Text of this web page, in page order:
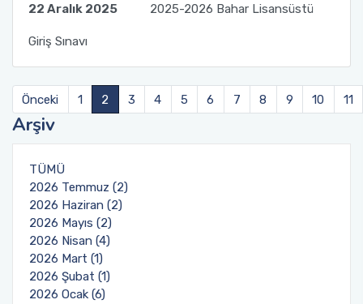
22 Aralık 2025 2025-2026 Bahar Lisansüstü
Giriş Sınavı
Önceki 1 2 3 4 5 6 7 8 9 10 11
Arşiv
TÜMÜ
2026 Temmuz (2)
2026 Haziran (2)
2026 Mayıs (2)
2026 Nisan (4)
2026 Mart (1)
2026 Şubat (1)
2026 Ocak (6)